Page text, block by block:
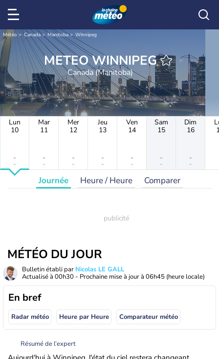
Météo Canada Manitoba Winnipeg
METEO WINNIPEG
Canada (Manitoba)
Lun
10
-
-
Mar
11
-
-
Mer
12
-
-
Jeu
13
-
-
Ven
14
-
-
Sam
15
-
-
Dim
16
-
-
Journée Heure / Heure Comparer
MÉTÉO DU JOUR
Bulletin établi par Nicolas LE GALL
Actualisé à 00h30 - Prochaine mise à jour à 06h45 (heure locale)
En bref
Radar météo Heure par Heure Comparateur météo
Résumé de l’expert